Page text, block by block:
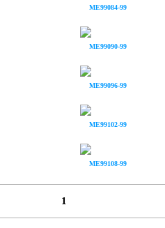
ME99084-99
ME99090-99
ME99096-99
ME99102-99
ME99108-99
1